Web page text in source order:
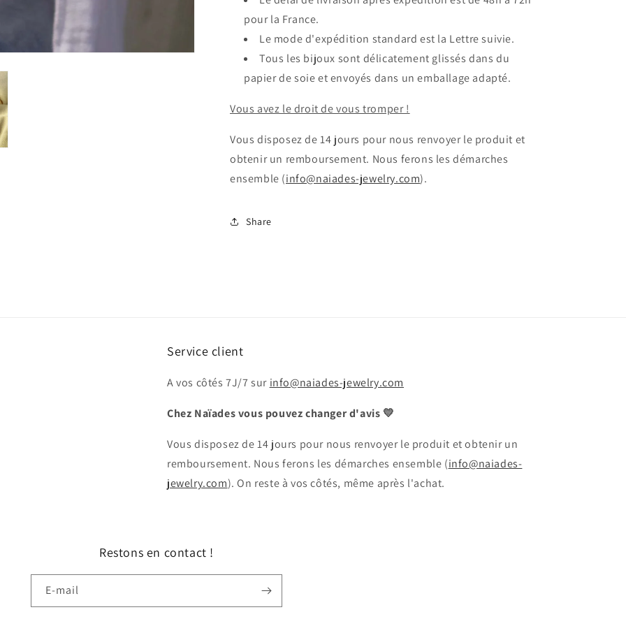
pour la France.
Le mode d'expédition standard est la Lettre suivie.
Tous les bijoux sont délicatement glissés dans du
papier de soie et envoyés dans un emballage adapté.
Vous avez le droit de vous tromper !
Vous disposez de 14 jours pour nous renvoyer le produit et
obtenir un remboursement. Nous ferons les démarches
ensemble (info@naiades-jewelry.com).
Share
Service client
A vos côtés 7J/7 sur info@naiades-jewelry.com
Chez Naïades vous pouvez changer d'avis 💛
Vous disposez de 14 jours pour nous renvoyer le produit et obtenir un
remboursement. Nous ferons les démarches ensemble (info@naiades-
jewelry.com). On reste à vos côtés, même après l'achat.
Restons en contact !
E-mail